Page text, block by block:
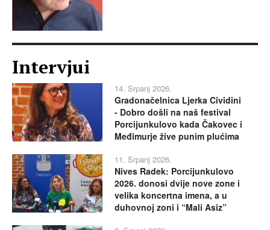
Intervjui
14. Srpanj 2026.
Gradonačelnica Ljerka Cividini
- Dobro došli na naš festival
Porcijunkulovo kada Čakovec i
Međimurje žive punim plućima
11. Srpanj 2026.
Nives Radek: Porcijunkulovo
2026. donosi dvije nove zone i
velika koncertna imena, a u
duhovnoj zoni i “Mali Asiz”